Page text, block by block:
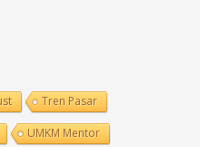
Tren Pasar
UMKM Mentor